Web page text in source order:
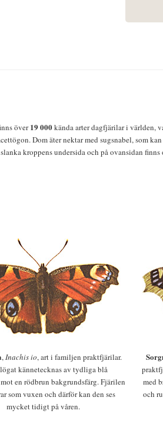
över19 000kända arter dagfjärilar i världen,
Dom äter nektar med sugsnabel, som
kroppens undersida och på ovansidan
,Inachis io, art i familjen praktfjärilar.
kännetecknas av tydliga blå
en rödbrun bakgrundsfärg. Fjärilen
som vuxen och därför kan den ses
mycket tidigt på våren.
med
och